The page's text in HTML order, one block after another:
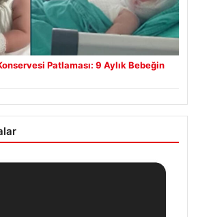
Patlaması: 9 Aylık Bebeğin